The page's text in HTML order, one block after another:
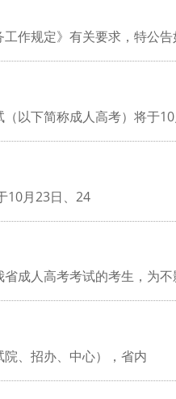
作规定》有关要求，特公
以下简称成人高考）将于
10月23日、24
成人高考考试的考生，为
、招办、中心），省内